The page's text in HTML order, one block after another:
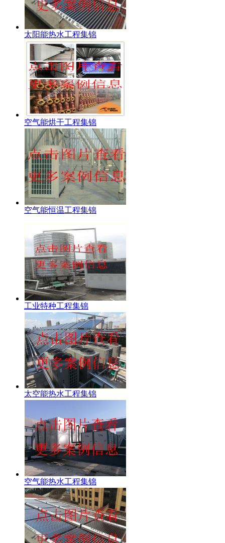
太阳能热水工程集锦
空气能烘干工程集锦
空气能恒温工程集锦
工业特种工程集锦
太空能热水工程集锦
空气能热水工程集锦